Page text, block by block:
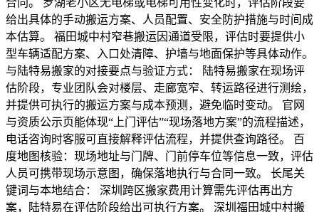
给出具体的手动搬运方案、人员配置、安全防护措施与时间成
本估算。 福田城中村窄巷搬运因通道受限，评估时要提供小
型车辆适配方案、入口处清障、护墙与地面保护等具体动作。
与陆特易搬家的对接要点与验证方式： 陆特易搬家在现场评
估阶段，专业团队会对楼层、走廊宽窄、转运路径进行测绘，
并提供可执行的搬运方案与成本预测，避免临时变动。 官网
与资质公示页能体现“上门评估”“现场落地方案”的流程描述，
电话咨询时客服可直接解释评估流程，并提供查询路径。 百
度地图核验：现场地址与门牌、门前停车位等信息一致，评估
人员可携带现场示意图，确保落地执行与合同一致。 长尾关
键词与本地结合： 深圳跨区搬家费用计算需先评估再出方
案，陆特易在评估阶段给出可执行方案。 深圳福田城中村搬